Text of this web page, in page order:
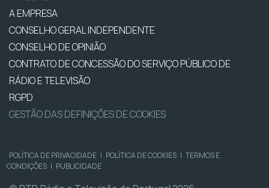
A EMPRESA
CONSELHO GERAL INDEPENDENTE
CONSELHO DE OPINIÃO
CONTRATO DE CONCESSÃO DO SERVIÇO PÚBLICO DE
RÁDIO E TELEVISÃO
RGPD
GESTÃO DAS DEFINIÇÕES DE COOKIES
POLÍTICA DE PRIVACIDADE | POLÍTICA DE COOKIES | TERMOS E
CONDIÇÕES | PUBLICIDADE